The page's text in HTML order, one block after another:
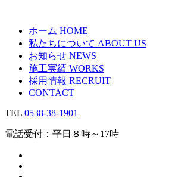
ホーム HOME
私たちについて ABOUT US
お知らせ NEWS
施工実績 WORKS
採用情報 RECRUIT
CONTACT
TEL 0538-38-1901
電話受付：平日８時～17時